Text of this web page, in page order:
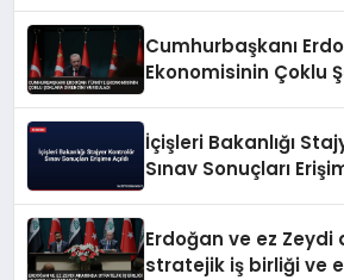
Cumhurbaşkanı
Ekonomisinin Çoklu
İçişleri Bakanlığı
Sınav Sonuçları
Erdoğan ve ez Zeydi
stratejik iş birliği ve